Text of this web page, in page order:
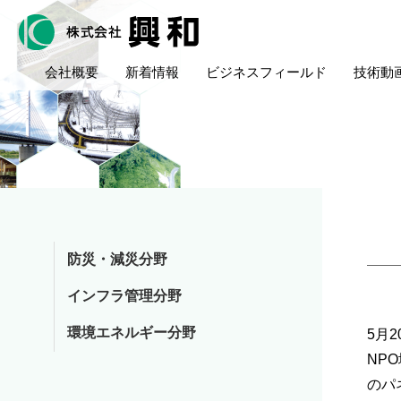
会社概要 新着情報 ビジネスフィールド 技術動
5月
のパ
防災・減災分野
インフラ管理分野
環境エネルギー分野